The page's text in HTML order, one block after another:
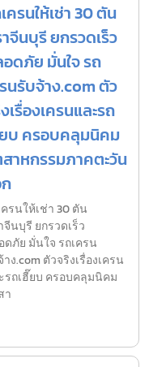
ครนให้เช่า 30 ตัน
จีนบุรี ยกรวดเร็ว
ดภัย มั่นใจ รถ
นรับจ้าง.com ตัว
เรื่องเครนและรถ
บ ครอบคลุมนิคม
าหกรรมภาคตะวัน
ครนให้เช่า 30 ตัน
จีนบุรี ยกรวดเร็ว
ดภัย มั่นใจ รถเครน
าง.com ตัวจริงเรื่องเครน
รถเฮี๊ยบ ครอบคลุมนิคม
า